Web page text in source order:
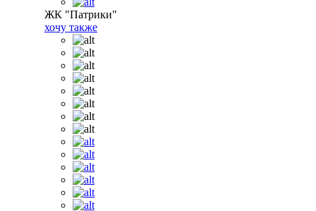
ЖК "Патрики"
хочу также